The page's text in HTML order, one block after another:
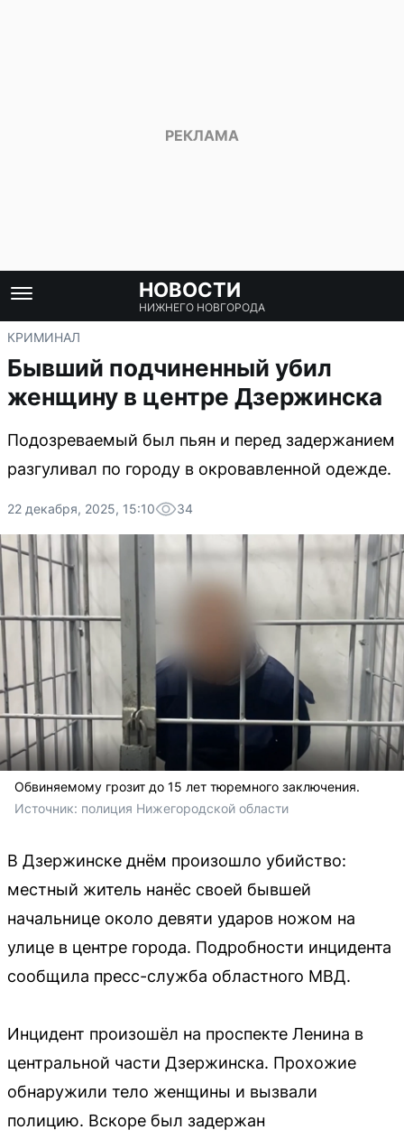
НОВОСТИ
НИЖНЕГО НОВГОРОДА
КРИМИНАЛ
Бывший подчиненный убил
женщину в центре Дзержинска
Подозреваемый был пьян и перед задержанием
разгуливал по городу в окровавленной одежде.
22 декабря, 2025, 15:10 34
Обвиняемому грозит до 15 лет тюремного заключения.
Источник: полиция Нижегородской области
В Дзержинске днём произошло убийство:
местный житель нанёс своей бывшей
начальнице около девяти ударов ножом на
улице в центре города. Подробности инцидента
сообщила пресс-служба областного МВД.
Инцидент произошёл на проспекте Ленина в
центральной части Дзержинска. Прохожие
обнаружили тело женщины и вызвали
полицию. Вскоре был задержан